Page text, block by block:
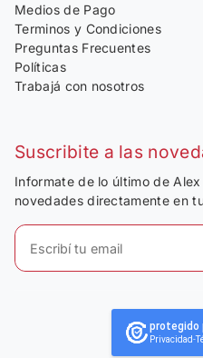
Medios de Pago
Terminos y Condiciones
Preguntas Frecuentes
Políticas
Trabajá con nosotros
Suscribite a las
Informate de lo último de
novedades directamente en
protegido
Privacidad-